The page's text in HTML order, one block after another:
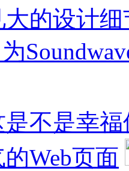
的设计细
不是幸
Web页面